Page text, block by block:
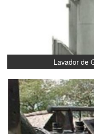
Lavador de